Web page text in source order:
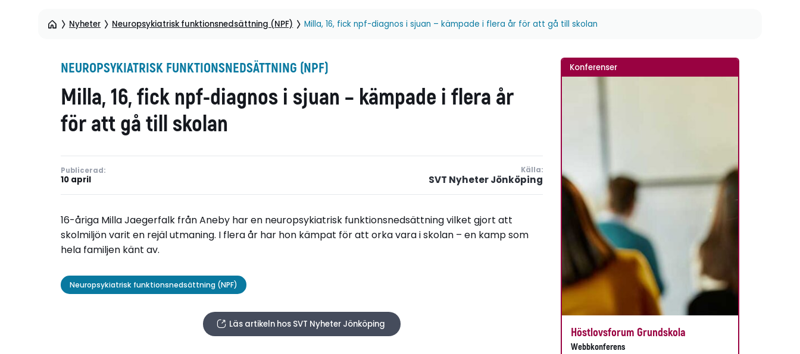
Nyheter Neuropsykiatrisk funktionsnedsättning (NPF) Milla, 16, fick npf-diagnos i sjuan – kämpade i flera år för att gå till skolan
NEUROPSYKIATRISK FUNKTIONSNEDSÄTTNING (NPF)
Milla, 16, fick npf-diagnos i sjuan – kämpade i flera år
för att gå till skolan
Publicerad:
10 april
Källa:
SVT Nyheter Jönköping
16-åriga Milla Jaegerfalk från Aneby har en neuropsykiatrisk funktionsnedsättning vilket gjort att
skolmiljön varit en rejäl utmaning. I flera år har hon kämpat för att orka vara i skolan – en kamp som
hela familjen känt av.
Neuropsykiatrisk funktionsnedsättning (NPF)
Läs artikeln hos SVT Nyheter Jönköping
Konferenser
Höstlovsforum Grundskola
Webbkonferens